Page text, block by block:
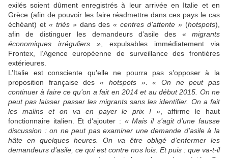
exilés soient dûment enregistrés à leur arrivée en Italie et en
Grèce (afin de pouvoir les faire réadmettre dans ces pays le cas
échéant) et « triés »dans des« centres d’attente » (hotspots),
afin de distinguer les demandeurs d’asile des « migrants
économiques irréguliers » , expulsables immédiatement via
Frontex, l’Agence européenne de surveillance des frontières
extérieures.
L’Italie est consciente qu’elle ne pourra pas s’opposer à la
proposition française des« hotspots ».« On ne peut pas
continuer à faire ce qu’on a fait en 2014 et au début 2015. On ne
peut pas laisser passer les migrants sans les identifier. On a fait
les malins et on va en payer le prix ! » , affirme le haut
fonctionnaire italien. Et d'ajouter : « Mais il s’agit d’une fausse
discussion : on ne peut pas examiner une demande d’asile à la
hâte en quelques heures. On va être obligé d’enfermer les
demandeurs d’asile, ce qui est contre nos lois. Et puis : que va-t-il